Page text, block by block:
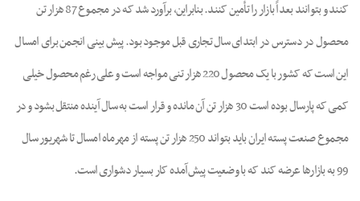
کنند و بتوانند بعداً بازار را تأمین کنند. بنابراین، برآورد شد که در مجموع 87 هزار تن
محصول در دسترس در ابتدای سال تجاری قبل موجود بود. پیش بینی انجمن برای امسال
این است که کشور با یک محصول 220 هزار تنی مواجه است و علی رغم محصول خیلی
کمی که پارسال بوده است 30 هزار تن آن مانده و قرار است به سال آینده منتقل بشود و در
مجموع صنعت پسته ایران باید بتواند 250 هزار تن پسته از مهرماه امسال تا شهریور سال
99 به بازارها عرضه کند که با وضعیت پیش‌آمده کار بسیار دشواری است.